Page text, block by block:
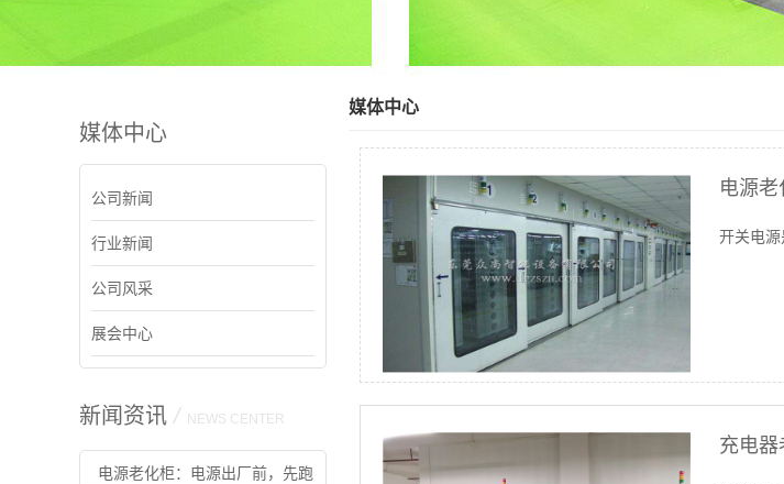
媒体中心
公司新闻
行业新闻
公司风采
展会中心
新闻资讯 / NEWS CENTER
电源老化柜：电源出厂前，先跑
媒体中心
电源老
开关电
充电